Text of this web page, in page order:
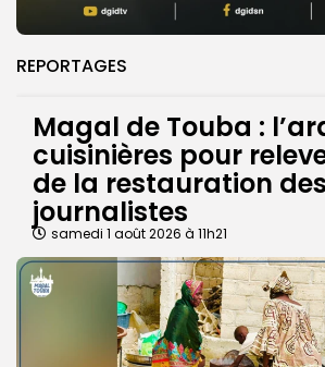
REPORTAGES
Magal de Touba :
cuisinières pour
de la restauration des
journalistes
samedi 1 août 2026 à 11h21